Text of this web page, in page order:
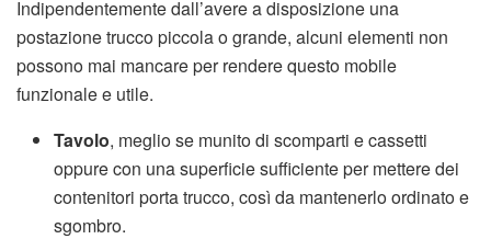
Indipendentemente dall’avere a disposizione una
postazione trucco piccola o grande, alcuni elementi non
possono mai mancare per rendere questo mobile
funzionale e utile.
Tavolo, meglio se munito di scomparti e cassetti
oppure con una superficie sufficiente per mettere dei
contenitori porta trucco, così da mantenerlo ordinato e
sgombro.